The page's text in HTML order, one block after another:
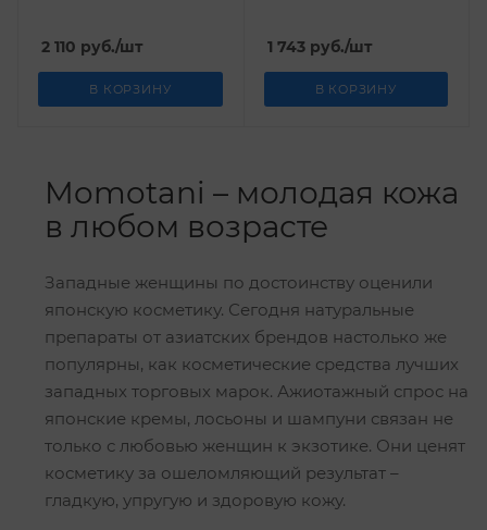
2 110 руб./шт
В КОРЗИНУ
1 743руб./шт
В КОРЗИНУ
Momotani – молодая кожа
в любом возрасте
Западные женщины по достоинству оценили
японскую косметику. Сегодня натуральные
препараты от азиатских брендов настолько же
популярны, как косметические средства лучших
западных торговых марок. Ажиотажный спрос на
японские кремы, лосьоны и шампуни связан не
только с любовью женщин к экзотике. Они ценят
косметику за ошеломляющий результат –
гладкую, упругую и здоровую кожу.